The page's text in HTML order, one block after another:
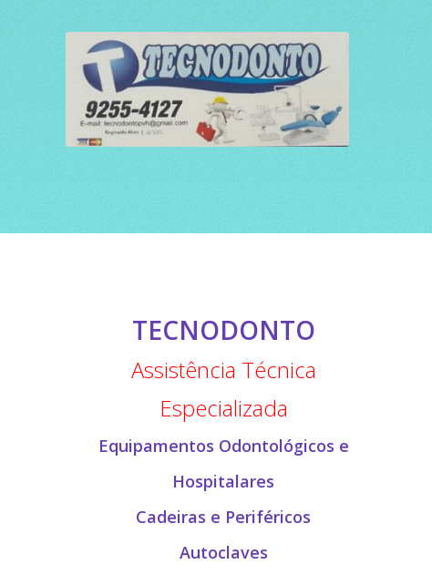
TECNODONTO
Assistência Técnica
Especializada
Equipamentos Odontológicos e
Hospitalares
Cadeiras e Periféricos
Autoclaves